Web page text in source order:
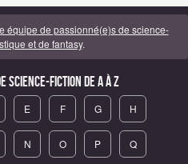
équipe de passionné(e)s de science-
et de fantasy.
science-fiction de A à Z
E F G H
N O P Q